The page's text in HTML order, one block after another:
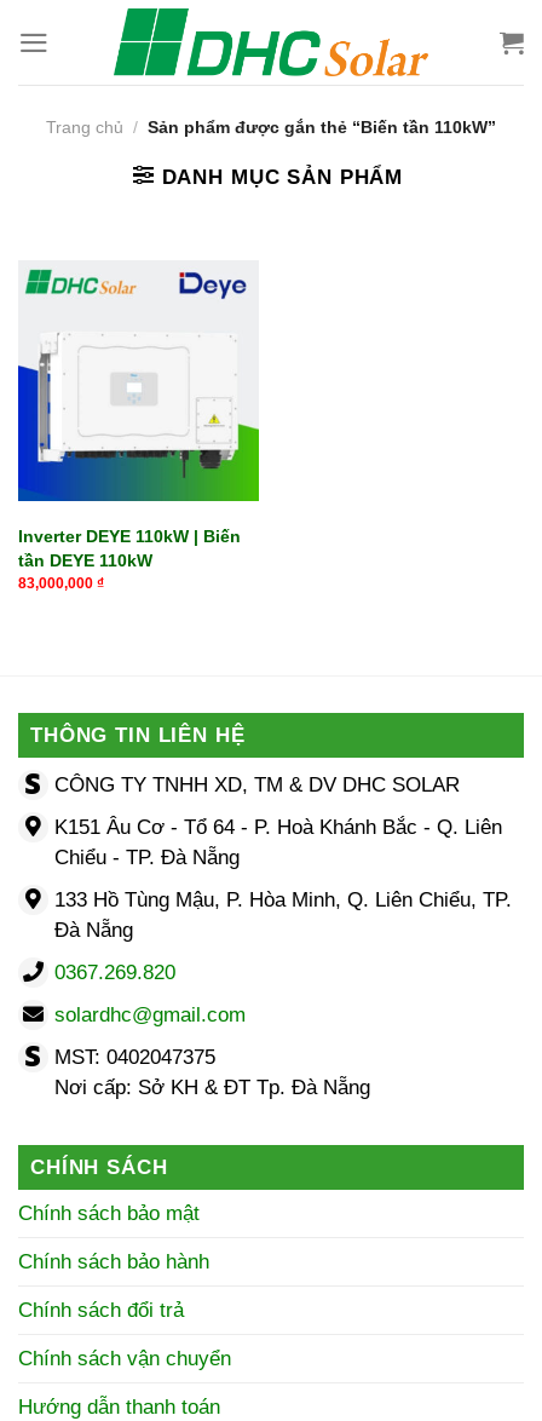
qua
nội
Trang chủ / Sản phẩm được gắn thẻ “Biến tần 110kW”
DANH MỤC SẢN PHẨM
Inverter DEYE 110kW | Biến
tần DEYE 110kW
83,000,000 ₫
THÔNG TIN LIÊN HỆ
CÔNG TY TNHH XD, TM & DV DHC SOLAR
K151 Âu Cơ - Tổ 64 - P. Hoà Khánh Bắc - Q. Liên
Chiểu - TP. Đà Nẵng
133 Hồ Tùng Mậu, P. Hòa Minh, Q. Liên Chiểu, TP.
Đà Nẵng
0367.269.820
solardhc@gmail.com
MST: 0402047375
Nơi cấp: Sở KH & ĐT Tp. Đà Nẵng
CHÍNH SÁCH
Chính sách bảo mật
Chính sách bảo hành
Chính sách đổi trả
Chính sách vận chuyển
Hướng dẫn thanh toán